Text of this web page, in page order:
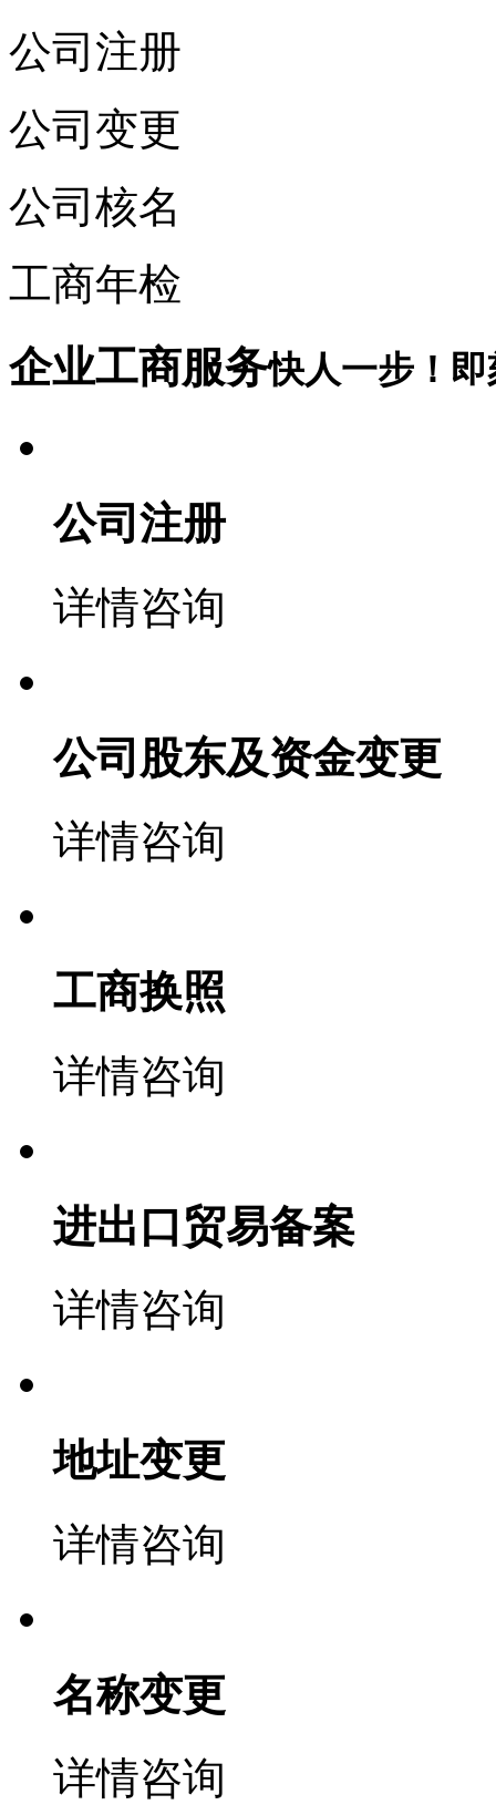
公司注册
公司变更
公司核名
工商年检
企业工商服务快人一步！
公司注册
详情咨询
公司股东及资金变更
详情咨询
工商换照
详情咨询
进出口贸易备案
详情咨询
地址变更
详情咨询
名称变更
详情咨询